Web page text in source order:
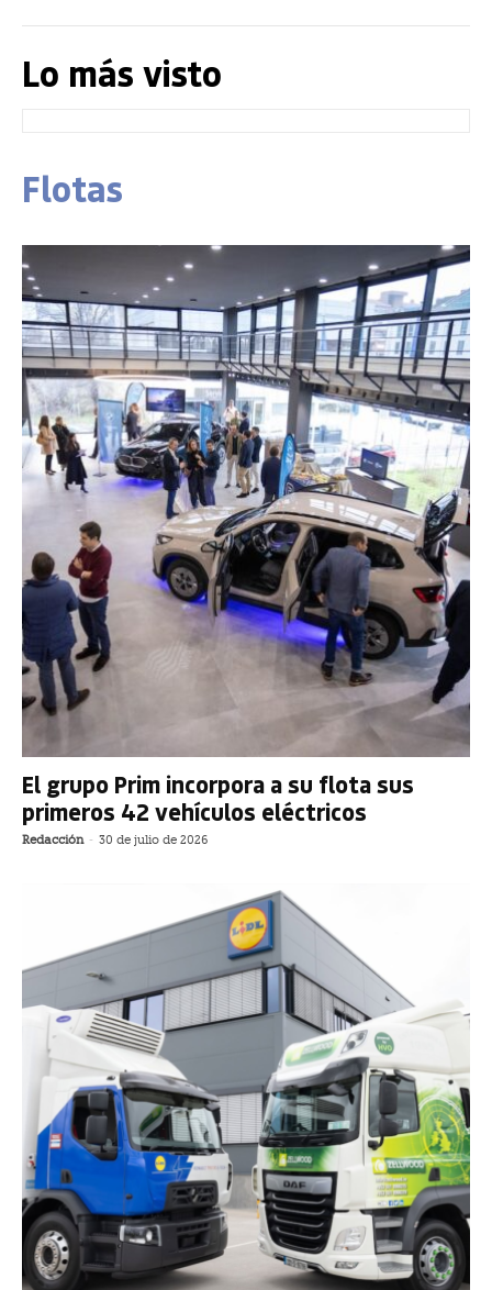
Lo más visto
Flotas
El grupo Prim incorpora a su flota sus
primeros 42 vehículos eléctricos
Redacción - 30 de julio de 2026